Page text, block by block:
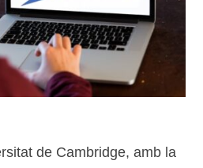
de Cambridge, amb la